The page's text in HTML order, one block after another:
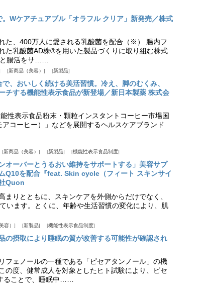
Wケアチュアブル「オラフル クリア」新発売／株式
た、400万人に愛される乳酸菌を配合（※） 腸内フ
た乳酸菌AD株®を用いた製品づくりに取り組む株式
腸活をサ……
新商品（美容） 新製品
、おいしく続ける美活習慣。冷え、脚のむくみ、
チする機能性表示食品が新登場／新日本製薬 株式会
性表示食品粉末・顆粒インスタントコーヒー市場国
コーヒー）」などを展開するヘルスケアブランド
新商品（美容） 新製品 機能性表示食品制度
オーバーとうるおい維持をサポートする」美容サプ
Q10を配合『feat. Skin cycle（フィート スキンサイ
Quon
まりとともに、スキンケアを外側からだけでなく、
います。とくに、年齢や生活習慣の変化により、肌
容） 新製品 機能性表示食品制度
の摂取により睡眠の質が改善する可能性が確認され
フェノールの一種である「ピセアタンノール」の機
の度、健常成人を対象としたヒト試験により、ピセ
ることで、睡眠中……